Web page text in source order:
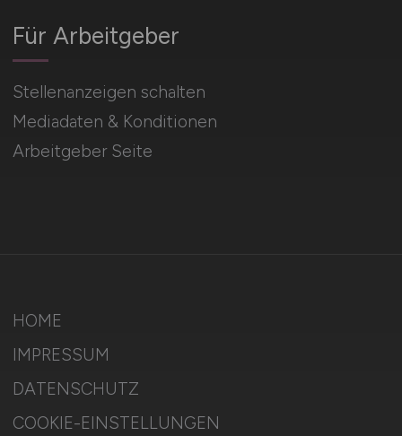
Für Arbeitgeber
Stellenanzeigen schalten
Mediadaten & Konditionen
Arbeitgeber Seite
HOME
IMPRESSUM
DATENSCHUTZ
COOKIE-EINSTELLUNGEN